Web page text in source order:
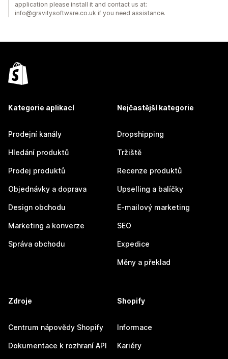
application please install it and contact us at:
info@gravitysoftware.co.uk if you need assistance.
Kategorie aplikací
Prodejní kanály
Hledání produktů
Prodej produktů
Objednávky a doprava
Design obchodu
Marketing a konverze
Správa obchodu
Nejčastější kategorie
Dropshipping
Tržiště
Recenze produktů
Upselling a balíčky
E-mailový marketing
SEO
Expedice
Měny a překlad
Zdroje
Centrum nápovědy Shopify
Dokumentace k rozhraní API
Shopify
Informace
Kariéry